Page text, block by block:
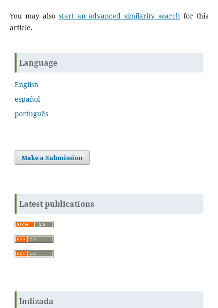
You may also start an advanced similarity search for this
article.
Language
English
español
português
Make a Submission
Latest publications
Indizada